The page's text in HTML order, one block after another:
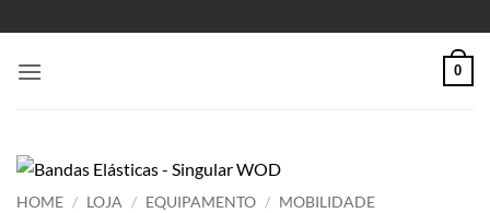
to
content
0
HOME / LOJA / EQUIPAMENTO / MOBILIDADE